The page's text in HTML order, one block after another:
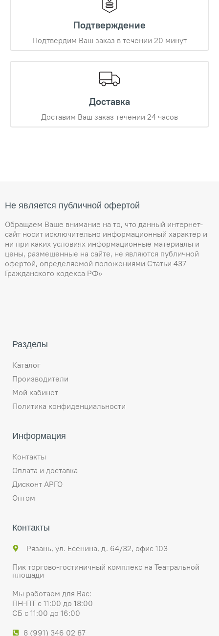
Подтверждение
Подтвердим Ваш заказ в течении 20 минут
Доставка
Доставим Ваш заказ течении 24 часов
Не является публичной офертой
Обращаем Ваше внимание на то, что данный интернет-
сайт носит исключительно информационный характер и
ни при каких условиях информационные материалы и
цены, размещенные на сайте, не являются публичной
офертой, определяемой положениями Статьи 437
Гражданского кодекса РФ»
Разделы
Каталог
Производители
Мой кабинет
Политика конфиденциальности
Информация
Контакты
Оплата и доставка
Дисконт АРГО
Оптом
Контакты
Рязань, ул. Есенина, д. 64/32, офис 103
Пик торгово-гостиничный комплекс на Театральной
площади
Мы работаем для Вас:
ПН-ПТ с 11:00 до 18:00
СБ с 11:00 до 16:00
8 (991) 346 02 87